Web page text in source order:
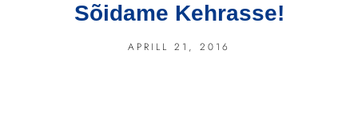
Sõidame Kehrasse!
APRILL 21, 2016